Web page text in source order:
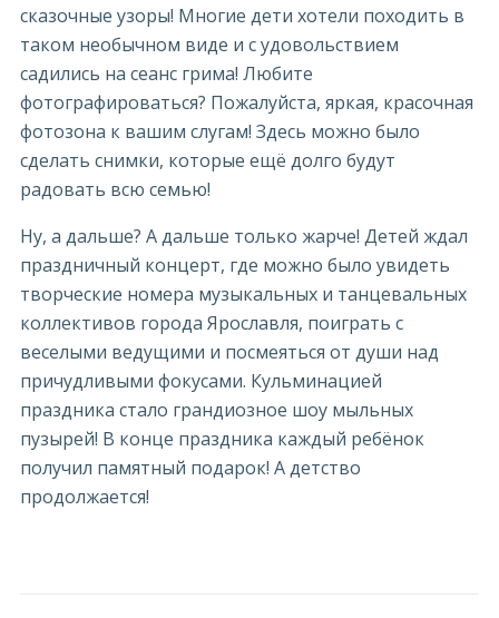
сказочные узоры! Многие дети хотели походить в
таком необычном виде и с удовольствием
садились на сеанс грима! Любите
фотографироваться? Пожалуйста, яркая, красочная
фотозона к вашим слугам! Здесь можно было
сделать снимки, которые ещё долго будут
радовать всю семью!
Ну, а дальше? А дальше только жарче! Детей ждал
праздничный концерт, где можно было увидеть
творческие номера музыкальных и танцевальных
коллективов города Ярославля, поиграть с
веселыми ведущими и посмеяться от души над
причудливыми фокусами. Кульминацией
праздника стало грандиозное шоу мыльных
пузырей! В конце праздника каждый ребёнок
получил памятный подарок! А детство
продолжается!